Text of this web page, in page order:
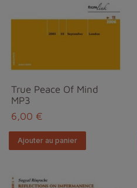
True Peace Of Mind
MP3
6,00 €
Ajouter au panier